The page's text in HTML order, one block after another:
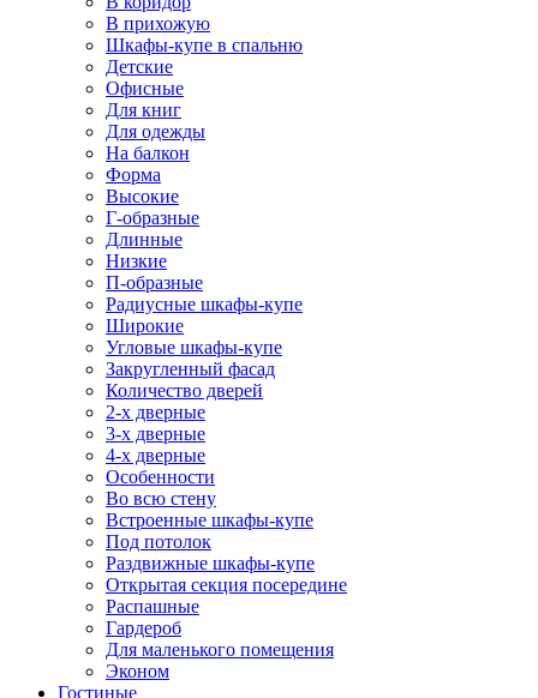
В прихожую
Шкафы-купе в спальню
Детские
Офисные
Для книг
Для одежды
На балкон
Форма
Высокие
Г-образные
Длинные
Низкие
П-образные
Радиусные шкафы-купе
Широкие
Угловые шкафы-купе
Закругленный фасад
Количество дверей
2-х дверные
3-х дверные
4-х дверные
Особенности
Во всю стену
Встроенные шкафы-купе
Под потолок
Раздвижные шкафы-купе
Открытая секция посередине
Распашные
Гардероб
Для маленького помещения
Эконом
Гостиные